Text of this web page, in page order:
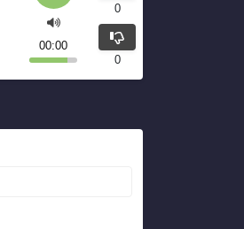
00:00
0
0